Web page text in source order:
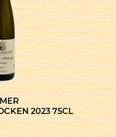
2023 75CL